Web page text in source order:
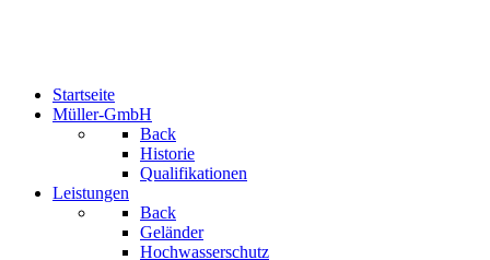
Startseite
Müller-GmbH
Back
Historie
Qualifikationen
Leistungen
Back
Geländer
Hochwasserschutz